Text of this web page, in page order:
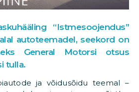
“Istmesoojendus”
autoteemadel, seekord on
General Motorsi otsus
tulla.
ja võidusõidu teemal –